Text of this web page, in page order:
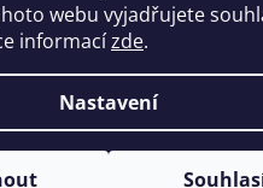
webu vyjadřujete
informacízde.
Nastavení
Shoptet|Upravila
Jalimpex . Všechna práva